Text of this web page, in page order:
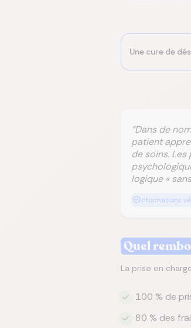
Une cure de
"Dans de
patient
de soins.
logique «
Informations
Quel
La prise en
100 % de
80 % des